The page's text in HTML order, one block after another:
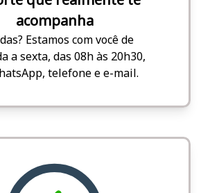
acompanha
Estamos com você de
a sexta, das 08h às 20h30,
telefone e e-mail.